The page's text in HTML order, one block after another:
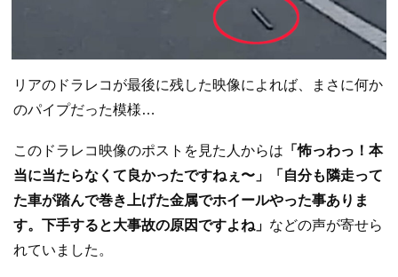
リアのドラレコが最後に残した映像によれば、まさに何か
のパイプだった模様…
このドラレコ映像のポストを見た人からは 「怖っわっ！本
当に当たらなくて良かったですねぇ〜」「自分も隣走って
た車が踏んで巻き上げた金属でホイールやった事ありま
す。下手すると大事故の原因ですよね」 などの声が寄せら
れていました。